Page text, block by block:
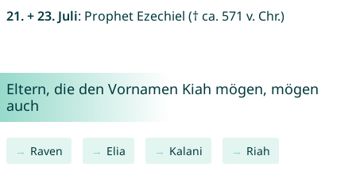
21. + 23. Juli: Prophet Ezechiel († ca. 571 v. Chr.)
Eltern, die den Vornamen Kiah mögen, mögen
auch
Raven Elia Kalani Riah